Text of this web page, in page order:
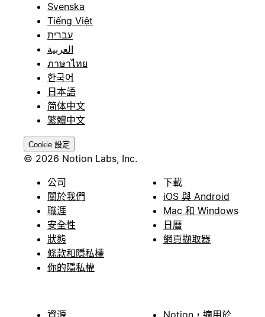
Svenska
Tiếng Việt
עברית
العربية
ภาษาไทย
한국어
日本語
简体中文
繁體中文
Cookie 設定
© 2026 Notion Labs, Inc.
公司
關於我們
職涯
安全性
狀態
條款和隱私權
你的隱私權
下載
iOS 與 Android
Mac 和 Windows
日曆
網頁擷取器